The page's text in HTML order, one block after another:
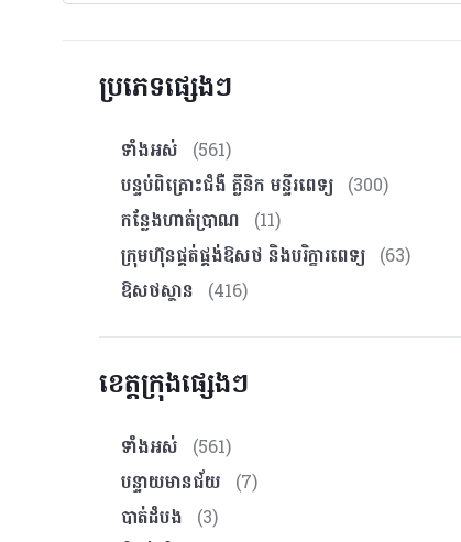
ប្រភេទផ្សេងៗ
ទាំងអស់
(561)
បន្ទប់ពិគ្រោះ​ជំងឺ គ្លីនិក មន្ទីរពេទ្យ (300)
កន្លែងហាត់ប្រាណ
(11)
ក្រុមហ៊ុនផ្គត់ផ្គង់ឱសថ និងបរិក្ខារពេទ្យ (63)
ឱសថស្ថាន
(416)
ខេត្តក្រុងផ្សេងៗ
ទាំងអស់
(561)
បន្ទាយមានជ័យ
(7)
បាត់ដំបង
(3)